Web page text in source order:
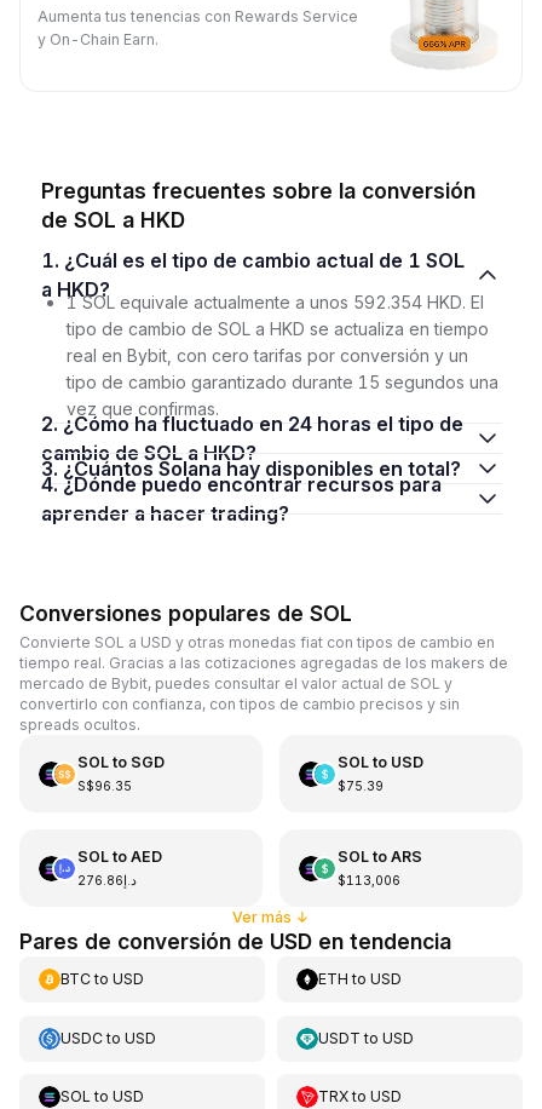
Aumenta tus tenencias con Rewards Service
y On-Chain Earn.
Preguntas frecuentes sobre la conversión
de SOL a HKD
1. ¿Cuál es el tipo de cambio actual de 1 SOL
a HKD?
1 SOL equivale actualmente a unos 592.354 HKD. El
tipo de cambio de SOL a HKD se actualiza en tiempo
real en Bybit, con cero tarifas por conversión y un
tipo de cambio garantizado durante 15 segundos una
vez que confirmas.
2. ¿Cómo ha fluctuado en 24 horas el tipo de
cambio de SOL a HKD?
3. ¿Cuántos Solana hay disponibles en total?
4. ¿Dónde puedo encontrar recursos para
aprender a hacer trading?
Conversiones populares de SOL
Convierte SOL a USD y otras monedas fiat con tipos de cambio en
tiempo real. Gracias a las cotizaciones agregadas de los makers de
mercado de Bybit, puedes consultar el valor actual de SOL y
convertirlo con confianza, con tipos de cambio precisos y sin
spreads ocultos.
SOLto SGD
S$96.35
SOLto USD
$75.39
SOLto AED
د.إ276.86
SOLto ARS
$113,006
Ver más ↓
Pares de conversión de USD en tendencia
BTCto USD ETH toUSD
USDCto USD USDT toUSD
SOL to USD TRXtoUSD